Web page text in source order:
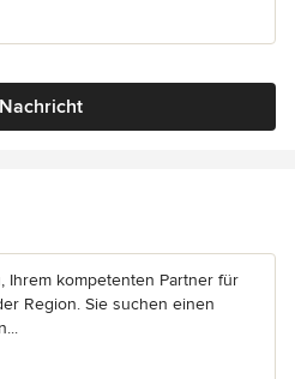
Nachricht
Ihrem kompetenten Partner für
Region. Sie suchen einen